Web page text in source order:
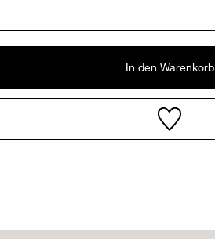
In den Warenkorb